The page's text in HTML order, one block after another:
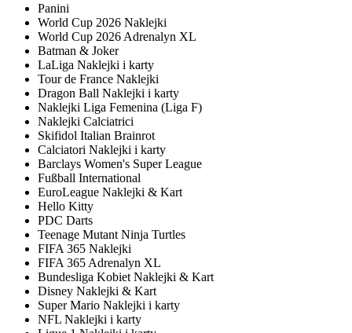
Panini
World Cup 2026 Naklejki
World Cup 2026 Adrenalyn XL
Batman & Joker
LaLiga Naklejki i karty
Tour de France Naklejki
Dragon Ball Naklejki i karty
Naklejki Liga Femenina (Liga F)
Naklejki Calciatrici
Skifidol Italian Brainrot
Calciatori Naklejki i karty
Barclays Women's Super League
Fußball International
EuroLeague Naklejki & Kart
Hello Kitty
PDC Darts
Teenage Mutant Ninja Turtles
FIFA 365 Naklejki
FIFA 365 Adrenalyn XL
Bundesliga Kobiet Naklejki & Kart
Disney Naklejki & Kart
Super Mario Naklejki i karty
NFL Naklejki i karty